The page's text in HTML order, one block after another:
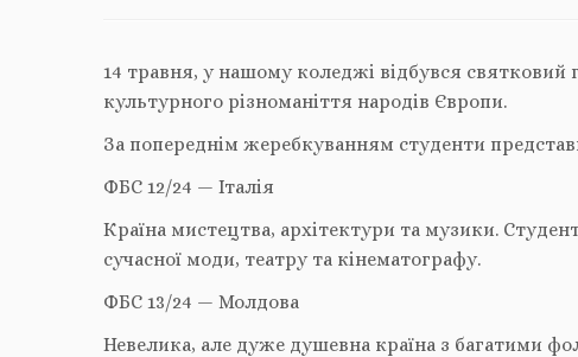
14 травня, у нашому коледжі відбувся
культурного різноманіття народів Європи.
За попереднім жеребкуванням студенти
ФБС 12/24 — Італія
Країна мистецтва, архітектури та музики.
сучасної моди, театру та кінематографу.
ФБС 13/24 — Молдова
Невелика, але дуже душевна країна з багатими